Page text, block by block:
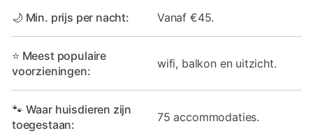
🌙 Min. prijs per nacht: Vanaf €45.
⭐ Meest populaire
voorzieningen:
wifi, balkon en uitzicht.
🐾 Waar huisdieren zijn
toegestaan:
75 accommodaties.